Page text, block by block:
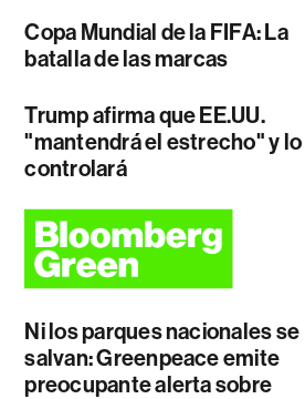
Copa Mundial de la FIFA: La
batalla de las marcas
Trump afirma que EE.UU.
"mantendrá el estrecho" y lo
controlará
Ni los parques nacionales se
salvan: Greenpeace emite
preocupante alerta sobre